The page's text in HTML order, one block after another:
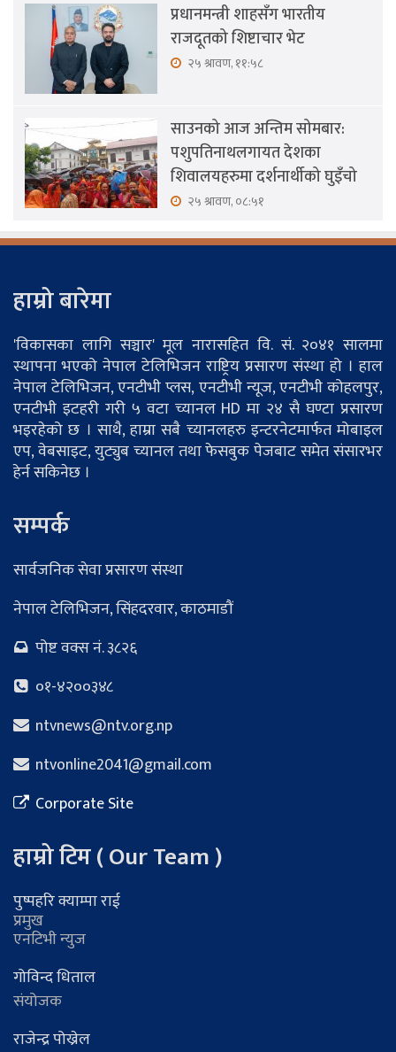
प्रधानमन्त्री शाहसँग भारतीय
राजदूतको शिष्टाचार भेट
२५ श्रावण, ११:५८
साउनको आज अन्तिम सोमबार:
पशुपतिनाथलगायत देशका
शिवालयहरुमा दर्शनार्थीको घुइँचो
२५ श्रावण, ०८:५१
हाम्रो बारेमा
'विकासका लागि सञ्चार' मूल नारासहित वि. सं. २०४१ सालमा
स्थापना भएको नेपाल टेलिभिजन राष्ट्रिय प्रसारण संस्था हो । हाल
नेपाल टेलिभिजन, एनटीभी प्लस, एनटीभी न्यूज, एनटीभी कोहलपुर,
एनटीभी इटहरी गरी ५ वटा च्यानल HD मा २४ सै घण्टा प्रसारण
भइरहेको छ । साथै, हाम्रा सबै च्यानलहरु इन्टरनेटमार्फत मोबाइल
एप, वेबसाइट, युट्युब च्यानल तथा फेसबुक पेजबाट समेत संसारभर
हेर्न सकिनेछ ।
सम्पर्क
सार्वजनिक सेवा प्रसारण संस्था
नेपाल टेलिभिजन, सिंहदरवार, काठमाडौं
पोष्ट वक्स नं. ३८२६
०१-४२००३४८
ntvnews@ntv.org.np
ntvonline2041@gmail.com
Corporate Site
हाम्रो टिम ( Our Team )
पुष्पहरि क्याम्पा राई
प्रमुख
एनटिभी न्युज
गोविन्द धिताल
संयोजक
राजेन्द्र पोख्रेल